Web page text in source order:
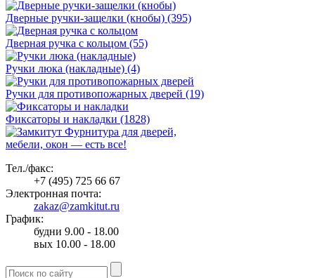
Дверные ручки-защелки (кнобы) (395)
Дверная ручка с кольцом (55)
Ручки люка (накладные) (4)
Ручки для противопожарных дверей (19)
Фиксаторы и накладки (1828)
Фурнитура для дверей,
мебели, окон — есть все!
Тел./факс:
+7 (495) 725 66 67
Электронная почта:
zakaz@zamkitut.ru
График:
будни 9.00 - 18.00
вых 10.00 - 18.00